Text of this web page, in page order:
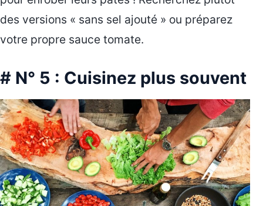
des versions « sans sel ajouté » ou préparez
votre propre sauce tomate.
# N° 5 : Cuisinez plus souvent